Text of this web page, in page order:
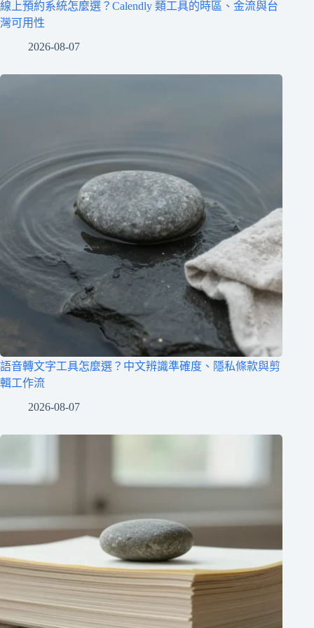
線上預約系統怎麼選？Calendly 類工具的時區、金流與台
灣可用性
2026-08-07
語音轉文字工具怎麼選？中文辨識準確度、隱私條款與剪
輯工作流
2026-08-07